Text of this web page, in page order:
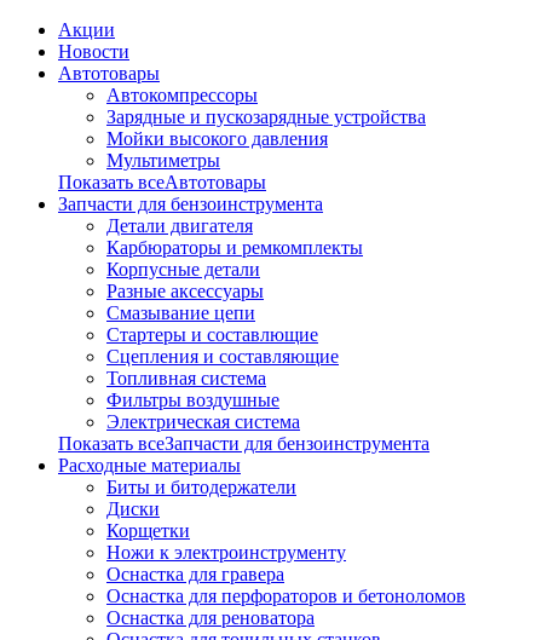
Акции
Новости
Автотовары
Автокомпрессоры
Зарядные и пускозарядные устройства
Мойки высокого давления
Мультиметры
Показать всеАвтотовары
Запчасти для бензоинструмента
Детали двигателя
Карбюраторы и ремкомплекты
Корпусные детали
Разные аксессуары
Смазывание цепи
Стартеры и составлющие
Сцепления и составляющие
Топливная система
Фильтры воздушные
Электрическая система
Показать всеЗапчасти для бензоинструмента
Расходные материалы
Биты и битодержатели
Диски
Корщетки
Ножи к электроинструменту
Оснастка для гравера
Оснастка для перфораторов и бетоноломов
Оснастка для реноватора